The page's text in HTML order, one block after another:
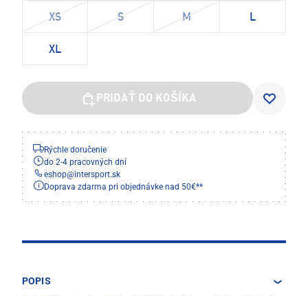
XS S M L
XL
PRIDAŤ DO KOŠÍKA
Rýchle doručenie
do 2-4 pracovných dní
eshop@intersport.sk
Doprava zdarma pri objednávke nad 50€**
POPIS